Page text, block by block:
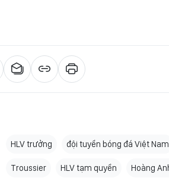
HLV trưởng đội tuyển bóng đá Việt Nam
Troussier HLV tạm quyền Hoàng